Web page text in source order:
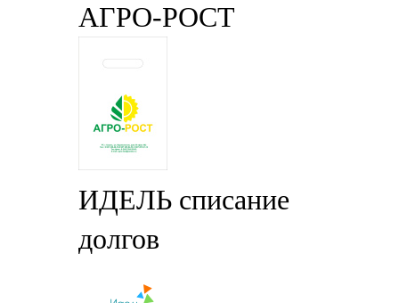
АГРО-РОСТ
ИДЕЛЬ списание
долгов